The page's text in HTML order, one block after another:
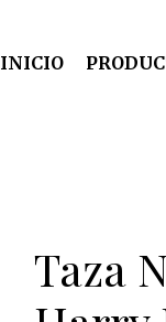
INICIO
Taza